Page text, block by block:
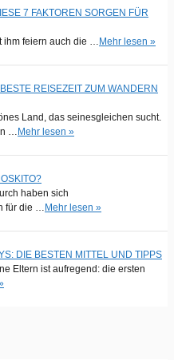
7 FAKTOREN SORGEN FÜR
ihm feiern auch die … Mehr lesen »
REISEZEIT ZUM WANDERN
Land, das seinesgleichen sucht.
… Mehr lesen »
haben sich
für die … Mehr lesen »
DIE BESTEN MITTEL UND TIPPS
Eltern ist aufregend: die ersten